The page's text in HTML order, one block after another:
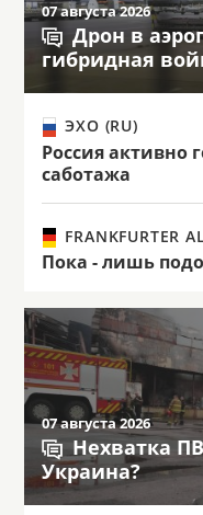
07 августа 2026
Дрон в
гибридная
ЭХО (RU)
Россия активно
саботажа
FRANKFURTER
Пока - лишь
07 августа 2026
Нехватка
Украина?